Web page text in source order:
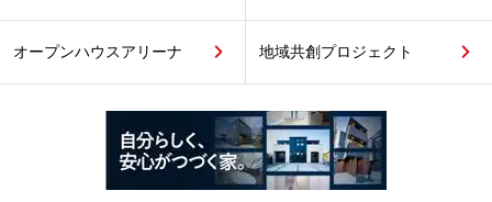
オープンハウスアリーナ 地域共創プロジェクト